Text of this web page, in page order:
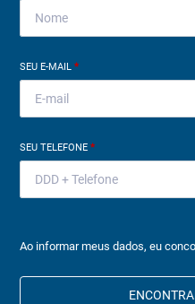
SEU E-MAIL*
SEU TELEFONE*
Ao informar meus dados, eu